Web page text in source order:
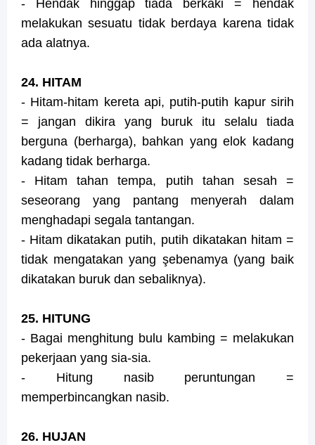
- Hendak hinggap tiada berkaki = hendak
melakukan sesuatu tidak berdaya karena tidak
ada alatnya.
24. HITAM
- Hitam-hitam kereta api, putih-putih kapur sirih
= jangan dikira yang buruk itu selalu tiada
berguna (berharga), bahkan yang elok kadang
kadang tidak berharga.
- Hitam tahan tempa, putih tahan sesah =
seseorang yang pantang menyerah dalam
menghadapi segala tantangan.
- Hitam dikatakan putih, putih dikatakan hitam =
tidak mengatakan yang şebenamya (yang baik
dikatakan buruk dan sebaliknya).
25. HITUNG
- Bagai menghitung bulu kambing = melakukan
pekerjaan yang sia-sia.
- Hitung nasib peruntungan =
memperbincangkan nasib.
26. HUJAN